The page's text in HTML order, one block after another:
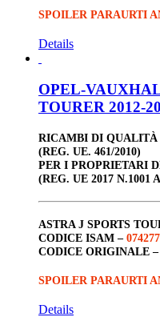
SPOILER PARAURTI
Details
OPEL-
TOURER 2012-
RICAMBI DI QUALITÀ
(REG. UE. 461/2010)
PER I PROPRIETARI
(REG. UE 2017 N.1001
ASTRA J SPORTS
CODICE ISAM –
CODICE ORIGINALE –
SPOILER PARAURTI
Details